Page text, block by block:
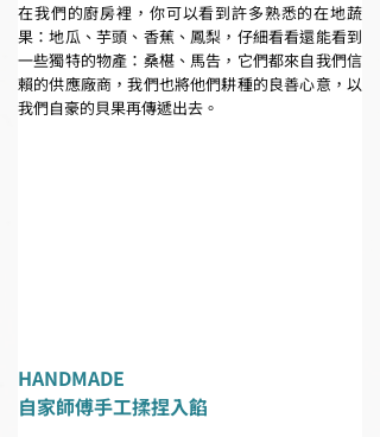
在我們的廚房裡，你可以看到許多熟悉的在地蔬
果：地瓜、芋頭、香蕉、鳳梨，仔細看看還能看到
一些獨特的物產：桑椹、馬告，它們都來自我們信
賴的供應廠商，我們也將他們耕種的良善心意，以
我們自豪的貝果再傳遞出去。
HANDMADE
自家師傅手工揉捏入餡